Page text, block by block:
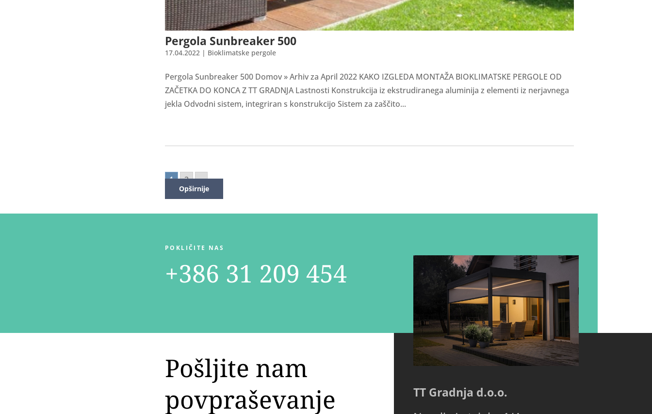
Opširnije
Opširnije
Pergola Sunbreaker 500
17.04.2022 | Bioklimatske pergole
Pergola Sunbreaker 500 Domov » Arhiv za April 2022 KAKO IZGLEDA MONTAŽA BIOKLIMATSKE PERGOLE OD
ZAČETKA DO KONCA Z TT GRADNJA Lastnosti Konstrukcija iz ekstrudiranega aluminija z elementi iz nerjavnega
jekla Odvodni sistem, integriran s konstrukcijo Sistem za zaščito...
Opširnije
1 2 »
POKLIČITE NAS
+386 31 209 454
Pošljite nam
povpraševanje
TT Gradnja d.o.o.